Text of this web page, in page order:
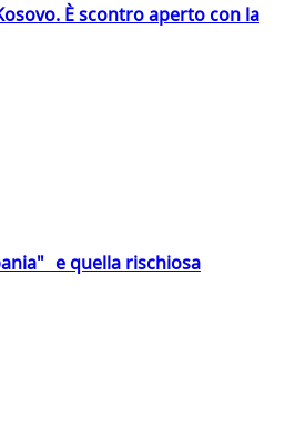
È scontro aperto con la
e quella rischiosa